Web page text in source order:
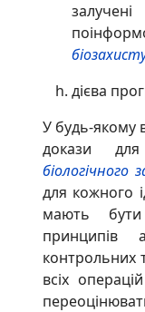
дієва
У будь-якому
докази
біологічного
для кожного
мають бути
принципів
контрольних
всіх